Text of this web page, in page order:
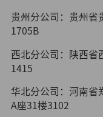
贵州分公司：贵州省
1705B
西北分公司：陕西省
1415
华北分公司：河南省
A座31楼3102